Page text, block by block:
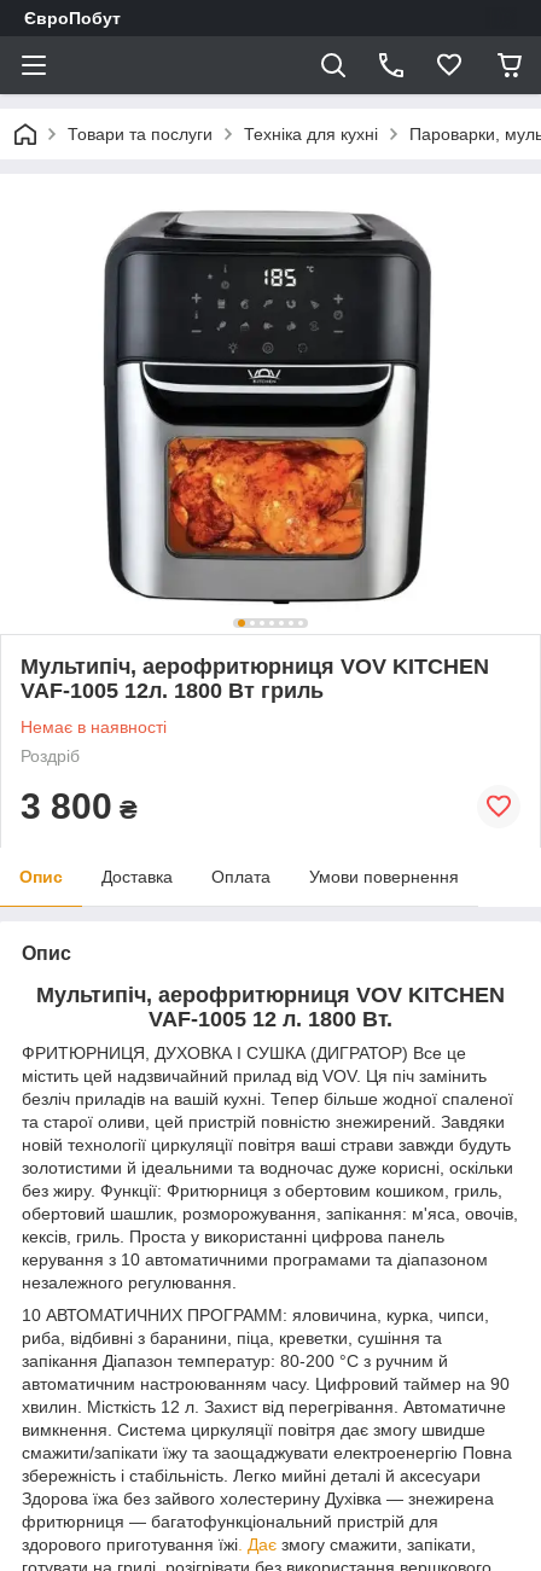
ЄвроПобут
Товари та послуги Техніка для кухні Пароварки,
Мультипіч, аерофритюрниця VOV KITCHEN
VAF-1005 12л. 1800 Вт гриль
Немає в наявності
Роздріб
3 800 ₴
Опис Доставка Оплата Умови повернення
Опис
Мультипіч, аерофритюрниця VOV KITCHEN
VAF-1005 12 л. 1800 Вт.
ФРИТЮРНИЦЯ, ДУХОВКА І СУШКА (ДИГРАТОР) Все це
містить цей надзвичайний прилад від VOV. Ця піч замінить
безліч приладів на вашій кухні. Тепер більше жодної спаленої
та старої оливи, цей пристрій повністю знежирений. Завдяки
новій технології циркуляції повітря ваші страви завжди будуть
золотистими й ідеальними та водночас дуже корисні, оскільки
без жиру. Функції: Фритюрниця з обертовим кошиком, гриль,
обертовий шашлик, розморожування, запікання: м'яса, овочів,
кексів, гриль. Проста у використанні цифрова панель
керування з 10 автоматичними програмами та діапазоном
незалежного регулювання.
10 АВТОМАТИЧНИХ ПРОГРАММ: яловичина, курка, чипси,
риба, відбивні з баранини, піца, креветки, сушіння та
запікання Діапазон температур: 80-200 °C з ручним й
автоматичним настроюванням часу. Цифровий таймер на 90
хвилин. Місткість 12 л. Захист від перегрівання. Автоматичне
вимкнення. Система циркуляції повітря дає змогу швидше
смажити/запікати їжу та заощаджувати електроенергію Повна
збережність і стабільність. Легко мийні деталі й аксесуари
Здорова їжа без зайвого холестерину Духівка — знежирена
фритюрниця — багатофункціональний пристрій для
здорового приготування їжі . Дає змогу смажити, запікати,
готувати на грилі, розігрівати без використання вершкового